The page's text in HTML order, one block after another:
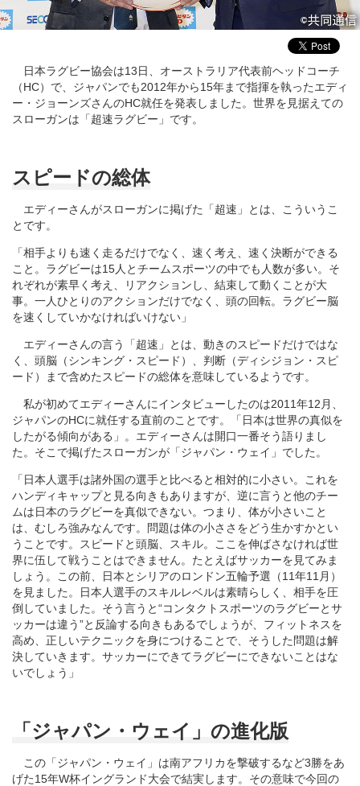
日本ラグビー協会は13日、オーストラリア代表前ヘッドコーチ
（HC）で、ジャパンでも2012年から15年まで指揮を執ったエディ
ー・ジョーンズさんのHC就任を発表しました。世界を見据えての
スローガンは「超速ラグビー」です。
スピードの総体
エディーさんがスローガンに掲げた「超速」とは、こういうこ
とです。
「相手よりも速く走るだけでなく、速く考え、速く決断ができる
こと。ラグビーは15人とチームスポーツの中でも人数が多い。そ
れぞれが素早く考え、リアクションし、結束して動くことが大
事。一人ひとりのアクションだけでなく、頭の回転。ラグビー脳
を速くしていかなければいけない」
エディーさんの言う「超速」とは、動きのスピードだけではな
く、頭脳（シンキング・スピード）、判断（ディシジョン・スピ
ード）まで含めたスピードの総体を意味しているようです。
私が初めてエディーさんにインタビューしたのは2011年12月、
ジャパンのHCに就任する直前のことです。「日本は世界の真似を
したがる傾向がある」。エディーさんは開口一番そう語りまし
た。そこで掲げたスローガンが「ジャパン・ウェイ」でした。
「日本人選手は諸外国の選手と比べると相対的に小さい。これを
ハンディキャップと見る向きもありますが、逆に言うと他のチー
ムは日本のラグビーを真似できない。つまり、体が小さいこと
は、むしろ強みなんです。問題は体の小ささをどう生かすかとい
うことです。スピードと頭脳、スキル。ここを伸ばさなければ世
界に伍して戦うことはできません。たとえばサッカーを見てみま
しょう。この前、日本とシリアのロンドン五輪予選（11年11月）
を見ました。日本人選手のスキルレベルは素晴らしく、相手を圧
倒していました。そう言うと“コンタクトスポーツのラグビーとサ
ッカーは違う”と反論する向きもあるでしょうが、フィットネスを
高め、正しいテクニックを身につけることで、そうした問題は解
決していきます。サッカーにできてラグビーにできないことはな
いでしょう」
「ジャパン・ウェイ」の進化版
この「ジャパン・ウェイ」は南アフリカを撃破するなど3勝をあ
げた15年W杯イングランド大会で結実します。その意味で今回の